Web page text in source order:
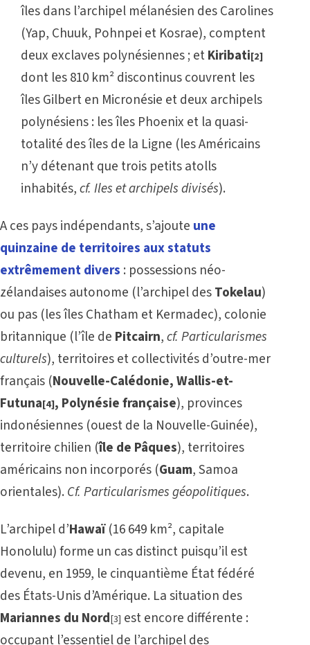
îles dans l’archipel mélanésien des Carolines
(Yap, Chuuk, Pohnpei et Kosrae), comptent
deux exclaves polynésiennes ; etKiribati[2]
dont les 810 km² discontinus couvrent les
îles Gilbert en Micronésie et deux archipels
polynésiens : les îles Phoenix et la quasi-
totalité des îles de la Ligne (les Américains
n’y détenant que trois petits atolls
inhabités,cf.Iles et archipels divisés).
A ces pays indépendants,s’ajoute une
quinzaine de territoires aux statuts
extrêmement divers : possessions néo-
zélandaises autonome (l’archipel desTokelau)
ou pas (les îles Chatham et Kermadec), colonie
britannique (l’île de Pitcairn,cf.Particularismes
culturels), territoires et collectivités d’outre-mer
français (Nouvelle-Calédonie, Wallis-et-
Futuna[4], Polynésie française), provinces
indonésiennes (ouest de la Nouvelle-Guinée),
territoire chilien (île de Pâques), territoires
américains non incorporés (Guam,Samoa
orientales). Cf.Particularismes géopolitiques.
L’archipel d’Hawaï(16 649 km², capitale
Honolulu) forme un cas distinct puisqu’il est
devenu, en 1959, le cinquantième État fédéré
des États-Unis d’Amérique. La situation des
Mariannes du Nord[3] est encore différente :
occupant l’essentiel de l’archipel des